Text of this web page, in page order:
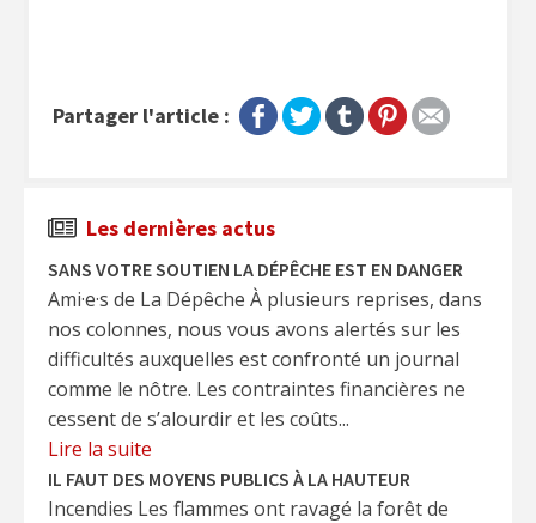
Partager l'article :
Les dernières actus
SANS VOTRE SOUTIEN LA DÉPÊCHE EST EN DANGER
Ami·e·s de La Dépêche À plusieurs reprises, dans
nos colonnes, nous vous avons alertés sur les
difficultés auxquelles est confronté un journal
comme le nôtre. Les contraintes financières ne
cessent de s’alourdir et les coûts...
Lire la suite
IL FAUT DES MOYENS PUBLICS À LA HAUTEUR
Incendies Les flammes ont ravagé la forêt de